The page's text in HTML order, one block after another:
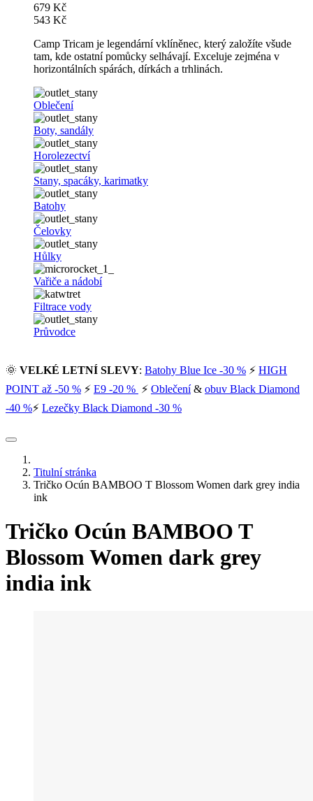
679 Kč
543 Kč
Camp Tricam je legendární vklíněnec, který založíte všude
tam, kde ostatní pomůcky selhávají. Exceluje zejména v
horizontálních spárách, dírkách a trhlinách.
Oblečení
Boty, sandály
Horolezectví
Stany, spacáky, karimatky
Batohy
Čelovky
Hůlky
Vařiče a nádobí
Filtrace vody
Průvodce
🌞 VELKÉ LETNÍ SLEVY: Batohy Blue Ice -30 % ⚡ HIGH
POINT až -50 % ⚡ E9 -20 % ⚡ Oblečení& obuv Black Diamond
-40 %⚡ Lezečky Black Diamond -30 %
Titulní stránka
Tričko Ocún BAMBOO T Blossom Women dark grey india
ink
Tričko Ocún BAMBOO T
Blossom Women dark grey
india ink